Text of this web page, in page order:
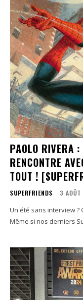
PAOLO RIVERA
RENCONTRE
TOUT !
SUPERFRIENDS 3
Un été sans interview ?
Même si nos derniers